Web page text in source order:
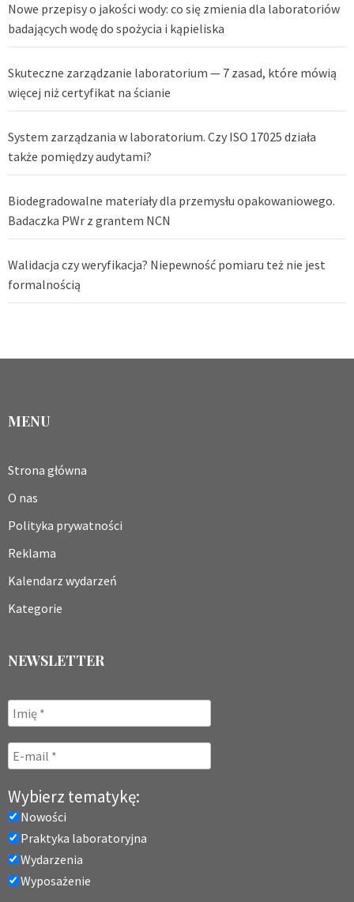
Nowe przepisy o jakości wody: co się zmienia dla laboratoriów
badających wodę do spożycia i kąpieliska
Skuteczne zarządzanie laboratorium — 7 zasad, które mówią
więcej niż certyfikat na ścianie
System zarządzania w laboratorium. Czy ISO 17025 działa
także pomiędzy audytami?
Biodegradowalne materiały dla przemysłu opakowaniowego.
Badaczka PWr z grantem NCN
Walidacja czy weryfikacja? Niepewność pomiaru też nie jest
formalnością
MENU
Strona główna
O nas
Polityka prywatności
Reklama
Kalendarz wydarzeń
Kategorie
NEWSLETTER
Wybierz tematykę:
Nowości
Praktyka laboratoryjna
Wydarzenia
Wyposażenie